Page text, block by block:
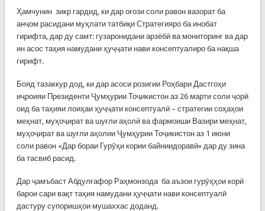
Ҳамчунин зикр гардид, ки дар оғози соли равон вазорат ба
анҷом расидани муҳлати татбиқи Стратегияро ба инобат
гирифта, дар ду самт: гузаронидани арзёбӣ ва мониторинг ва дар
ин асос таҳия намудани ҳуҷҷати нави консептуалиро ба нақша
гирифт.
Бояд тазаккур дод, ки дар асоси розигии Роҳбари Дастгоҳи
иҷроияи Президенти Ҷумҳурии Тоҷикистон аз 26 марти соли ҷорӣ
оид ба таҳияи лоиҳаи ҳуҷҷати консептуалӣ – стратегии соҳаҳои
меҳнат, муҳоҷират ва шуғли аҳолӣ ва фармоиши Вазири меҳнат,
муҳоҷират ва шуғли аҳолии Ҷумҳурии Тоҷикистон аз 1 июни
соли равон «Дар бораи Гурӯҳи кории байниидоравӣ» дар ду зина
ба тасвиб расид.
Дар ҷамъбаст Абдулғафор Раҳмонзода ба аъзои гурӯҳҳои корӣ
барои сари вақт таҳия намудани ҳуҷҷати нави консептуалӣ
дастуру супоришҳои мушаххас доданд.